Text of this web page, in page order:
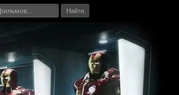
Найти